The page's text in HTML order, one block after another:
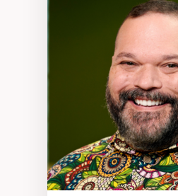
Discours sur la ville et
Mosquées, formes et
Reconnaissance et
communautés
Design architectural et
Patrimoine et
Études postcoloniales et
savoirs